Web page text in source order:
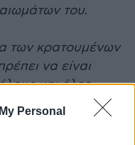
Personal
του.
των κρατουμένων
να είναι
και όλες
μεταχείριση του
είναι